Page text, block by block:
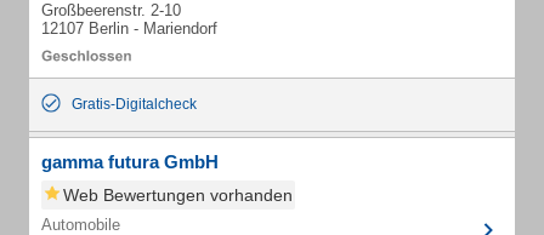
Großbeerenstr. 2-10
12107 Berlin - Mariendorf
Gratis-Digitalcheck
gamma futura GmbH
Web Bewertungen vorhanden
Automobile